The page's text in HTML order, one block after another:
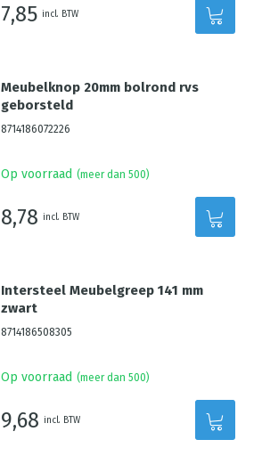
7,85 incl. BTW
Meubelknop 20mm bolrond rvs
geborsteld
8714186072226
Op voorraad (meer dan 500)
8,78 incl. BTW
Intersteel Meubelgreep 141 mm
zwart
8714186508305
Op voorraad (meer dan 500)
9,68 incl. BTW